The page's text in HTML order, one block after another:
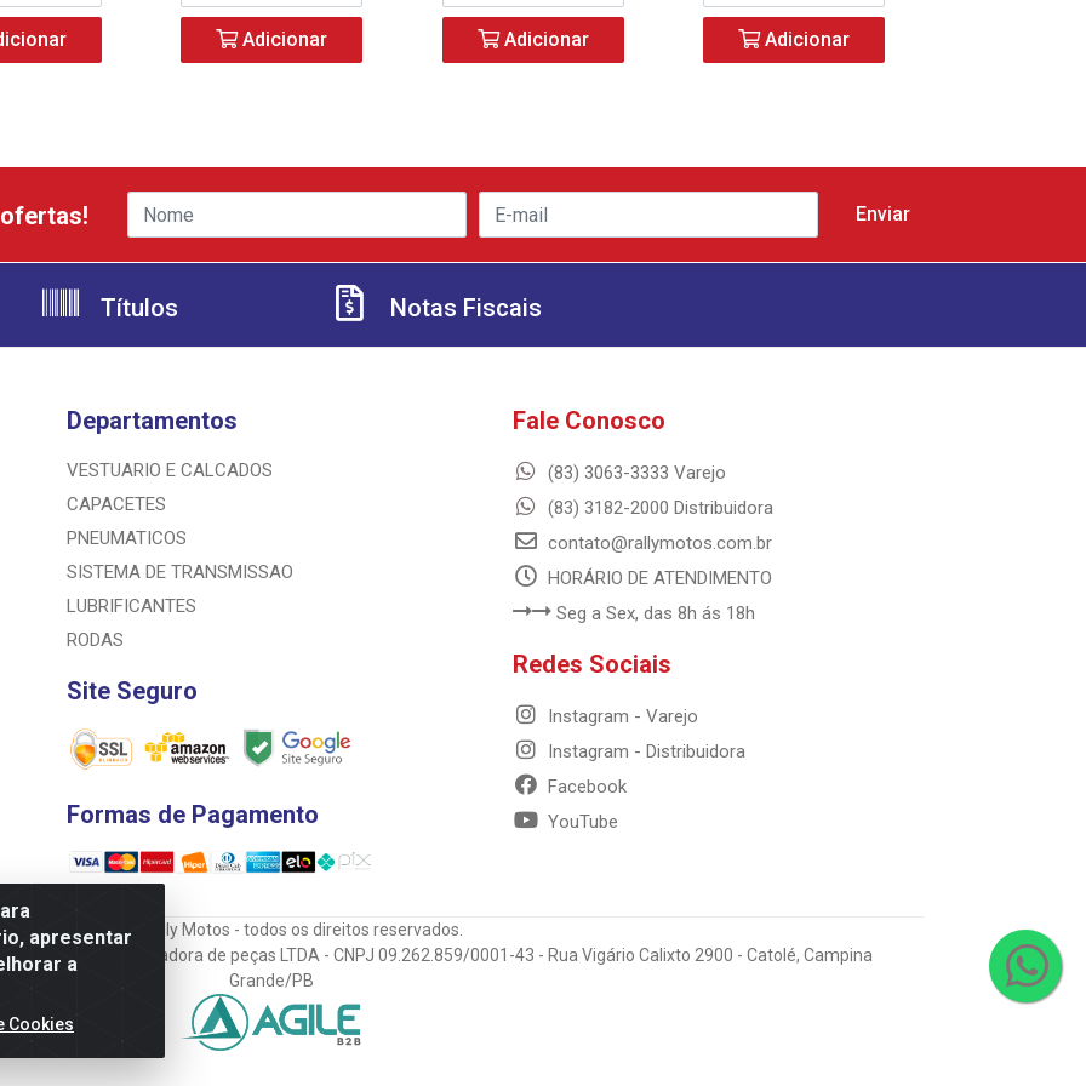
Adicionar Adicionar Adicionar
apresentar
a
Cookies
Títulos Notas Fiscais
Departamentos
VESTUARIO E CALCADOS
CAPACETES
PNEUMATICOS
SISTEMA DE TRANSMISSAO
LUBRIFICANTES
RODAS
Site Seguro
Formas de Pagamento
Fale Conosco
(83) 3063-3333 Varejo
(83) 3182-2000 Distribuidora
contato@rallymotos.com.br
HORÁRIO DE ATENDIMENTO
Seg a Sex, das 8h ás 18h
Redes Sociais
Instagram - Varejo
Instagram - Distribuidora
Facebook
YouTube
© 2023 Rally Motos - todos os direitos reservados.
e transportadora de peças LTDA - CNPJ 09.262.859/0001-43 - Rua Vigário Calixto 2900 - Catolé, Campina
Grande/PB